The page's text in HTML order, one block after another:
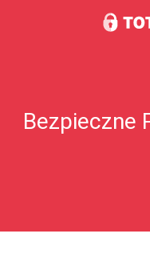
Bezpieczne